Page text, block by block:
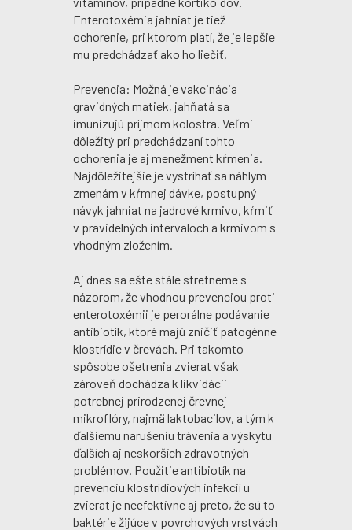
Enterotoxémia jahniat je tiež
ochorenie, pri ktorom platí, že je lepšie
mu predchádzať ako ho liečiť.
Prevencia: Možná je vakcinácia
gravidných matiek, jahňatá sa
imunizujú príjmom kolostra. Veľmi
dôležitý pri predchádzaní tohto
ochorenia je aj menežment kŕmenia.
Najdôležitejšie je vystríhať sa náhlym
zmenám v kŕmnej dávke, postupný
návyk jahniat na jadrové krmivo, kŕmiť
v pravidelných intervaloch a krmivom s
vhodným zložením.
Aj dnes sa ešte stále stretneme s
názorom, že vhodnou prevenciou proti
enterotoxémii je perorálne podávanie
antibiotík, ktoré majú zničiť patogénne
klostrídie v črevách. Pri takomto
spôsobe ošetrenia zvierat však
zároveň dochádza k likvidácii
potrebnej prirodzenej črevnej
mikroflóry, najmä laktobacilov, a tým k
ďalšiemu narušeniu trávenia a výskytu
ďalších aj neskorších zdravotných
problémov. Použitie antibiotík na
prevenciu klostrídiových infekcií u
zvierat je neefektívne aj preto, že sú to
baktérie žijúce v povrchových vrstvách